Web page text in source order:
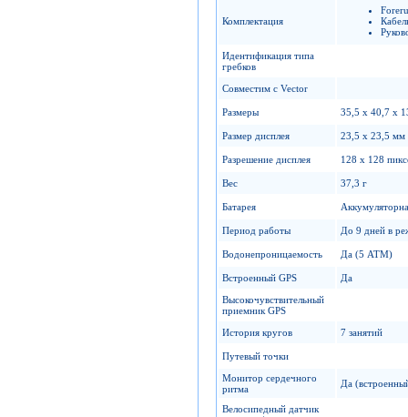
Комплектация
Идентификация типа
гребков
Совместим с Vector
Размеры 35,5 х 40,7 х
Размер дисплея 23,5 х 23,5 мм
Разрешение дисплея 128 x 128
Вес 37,3 г
Батарея
Период работы До 9 дней в
Водонепроницаемость Да (5 ATM)
Встроенный GPS
Да
Высокочувствительный
приемник GPS
История кругов
7 занятий
Путевый точки
Монитор сердечного
ритма
Да
Велосипедный датчик